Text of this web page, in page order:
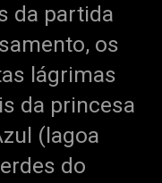
da partida
os
lágrimas
da princesa
(lagoa
do